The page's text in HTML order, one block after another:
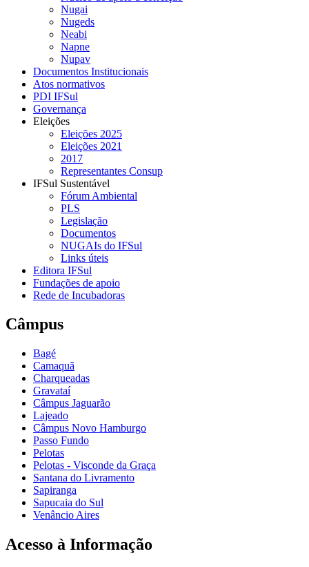
Nugai
Nugeds
Neabi
Napne
Nupav
Documentos Institucionais
Atos normativos
PDI IFSul
Governança
Eleições
Eleições 2025
Eleições 2021
2017
Representantes Consup
IFSul Sustentável
Fórum Ambiental
PLS
Legislação
Documentos
NUGAIs do IFSul
Links úteis
Editora IFSul
Fundações de apoio
Rede de Incubadoras
Câmpus
Bagé
Camaquã
Charqueadas
Gravataí
Câmpus Jaguarão
Lajeado
Câmpus Novo Hamburgo
Passo Fundo
Pelotas
Pelotas - Visconde da Graça
Santana do Livramento
Sapiranga
Sapucaia do Sul
Venâncio Aires
Acesso à Informação